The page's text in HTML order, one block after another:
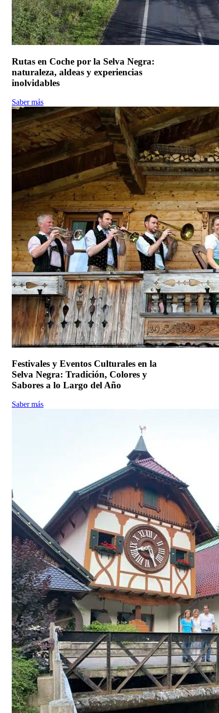
Rutas en Coche por la Selva Negra:
naturaleza, aldeas y experiencias
inolvidables
Saber más
Festivales y Eventos Culturales en la
Selva Negra: Tradición, Colores y
Sabores a lo Largo del Año
Saber más